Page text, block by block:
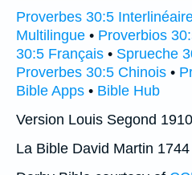
Proverbes 30:5
Multilingue • Proverbios
30:5 Français • Sprueche
Proverbes 30:5 Chinois •
Bible Apps • Bible Hub
Version Louis Segond 1910
La Bible David Martin 1744